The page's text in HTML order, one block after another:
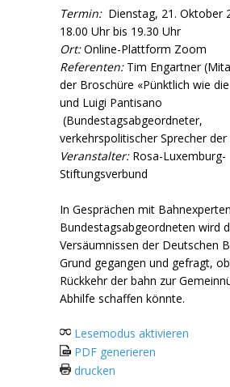
Termin:Dienstag, 21. Oktober
18.00 Uhr bis 19.30 Uhr
Ort:Online-Plattform Zoom
Referenten:Tim Engartner
der Broschüre «Pünktlich wie
und Luigi Pantisano
(Bundestagsabgeordneter,
verkehrspolitischer Sprecher
Veranstalter:Rosa-Luxemburg-
Stiftungsverbund
In Gesprächen mit
Bundestagsabgeordneten wird
Versäumnissen der Deutschen
Grund gegangen und gefragt,
Rückkehr der bahn zur
Abhilfe schaffen könnte.
Lesemodus aktivieren
PDF generieren
drucken